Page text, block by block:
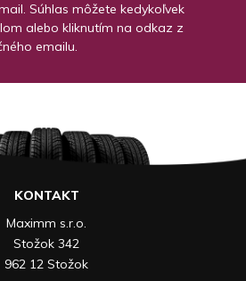
Súhlas môžete kedykoľvek
alebo kliknutím na odkaz z
emailu.
KONTAKT
Maximm s.r.o.
Stožok 342
962 12 Stožok